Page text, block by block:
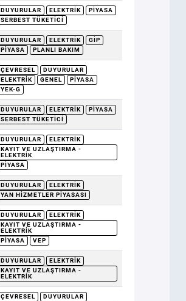
DUYURULAR ELEKTRIK
PIYASA
SERBEST TÜKETICI
DUYURULAR ELEKTRIK
GİP
PIYASA
PLANLI BAKIM
ÇEVRESEL
DUYURULAR
ELEKTRIK
GENEL
PIYASA
YEK-G
DUYURULAR ELEKTRIK
PIYASA
SERBEST TÜKETICI
DUYURULAR
ELEKTRIK
KAYIT VE UZLAŞTIRMA -
ELEKTRIK
PIYASA
DUYURULAR
ELEKTRIK
YAN HIZMETLER PIYASASI
DUYURULAR
ELEKTRIK
KAYIT VE UZLAŞTIRMA -
ELEKTRIK
PIYASA
VEP
DUYURULAR
ELEKTRIK
KAYIT VE UZLAŞTIRMA -
ELEKTRIK
ÇEVRESEL
DUYURULAR